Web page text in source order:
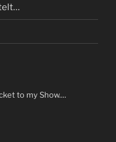
to my Show....